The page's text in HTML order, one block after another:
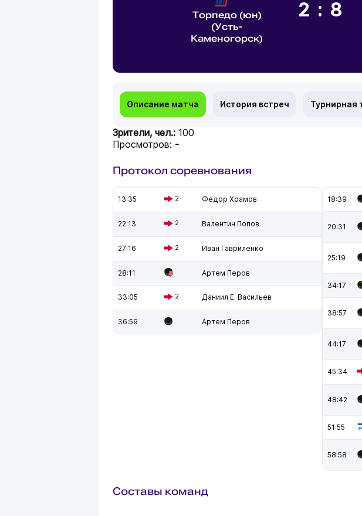
Торпедо (юн)
(Усть-
Каменогорск)
2:8
Описание матча История встреч Турнирная
Зрители, чел.: 100
Просмотров: -
Протокол соревнования
13:35 2 Федор Храмов
22:13 2 Валентин Попов
27:16 2 Иван Гавриленко
28:11 Артем Перов
33:05 2 Даниил Е. Васильев
36:59 Артем Перов
18:39
20:31
25:19
34:17
38:57
44:17
45:34
48:42
51:55
58:58
Составы команд